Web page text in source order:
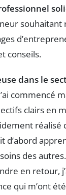
souhaitant
conseils.
dans le
commencé
clairs en
d’abord
des
en retour,
qui m’ont